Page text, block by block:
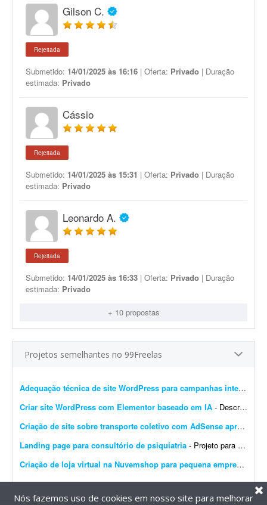
Gilson C.
Rejeitada
Submetido: 14/01/2025 às 16:16 | Oferta: Privado | Duração
estimada: Privado
Cássio
Rejeitada
Submetido: 14/01/2025 às 15:31 | Oferta: Privado | Duração
estimada: Privado
Leonardo A.
Rejeitada
Submetido: 14/01/2025 às 16:33 | Oferta: Privado | Duração
estimada: Privado
+ 10 propostas
Projetos semelhantes no 99Freelas
Adequação técnica de site WordPress para campanhas internacionais
Criar site WordPress com Elementor baseado em IA - Descrição do Projeto: Candidate-se se você tem experiência comprovada com essa demanda. Envie junto à proposta sites que fez com Elementor, incluindo wireframes/ar...
Criação de site sobre transporte coletivo com AdSense aprovado
Landing page para consultório de psiquiatria - Projeto para criação de landing page para consultório de psiquiatria. Escopo do projeto: Desenvolvimento completo da landing page. Design moderno, limpo e com foco em convers&...
Criação de loja virtual na Nuvemshop para pequena empresa
Nós fazemos uso de cookies em nosso site para melhorar